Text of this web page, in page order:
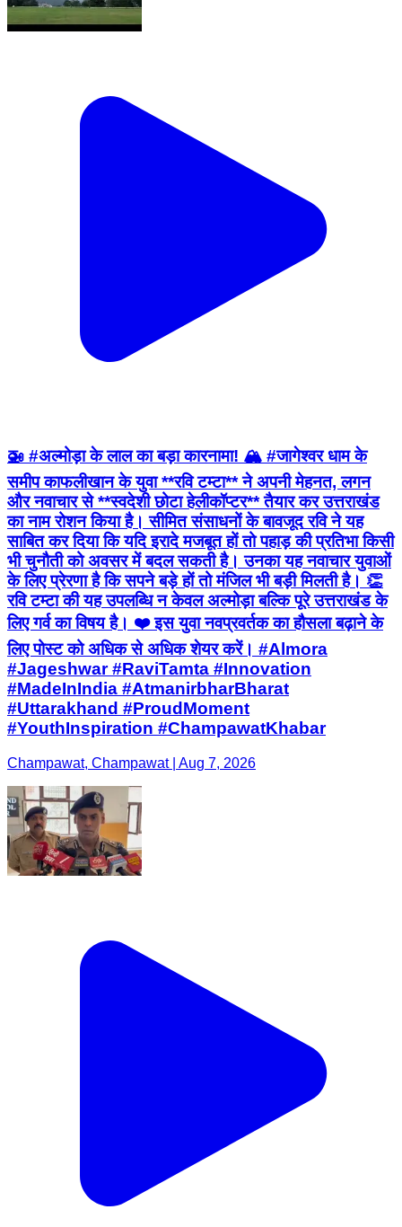
🚁 #अल्मोड़ा के लाल का बड़ा कारनामा! 🏔️ #जागेश्वर धाम के
समीप काफलीखान के युवा **रवि टम्टा** ने अपनी मेहनत, लगन
और नवाचार से **स्वदेशी छोटा हेलीकॉप्टर** तैयार कर उत्तराखंड
का नाम रोशन किया है। सीमित संसाधनों के बावजूद रवि ने यह
साबित कर दिया कि यदि इरादे मजबूत हों तो पहाड़ की प्रतिभा किसी
भी चुनौती को अवसर में बदल सकती है। उनका यह नवाचार युवाओं
के लिए प्रेरणा है कि सपने बड़े हों तो मंजिल भी बड़ी मिलती है। 👏
रवि टम्टा की यह उपलब्धि न केवल अल्मोड़ा बल्कि पूरे उत्तराखंड के
लिए गर्व का विषय है। ❤️ इस युवा नवप्रवर्तक का हौसला बढ़ाने के
लिए पोस्ट को अधिक से अधिक शेयर करें। #Almora
#Jageshwar #RaviTamta #Innovation
#MadeInIndia #AtmanirbharBharat
#Uttarakhand #ProudMoment
#YouthInspiration #ChampawatKhabar
Champawat, Champawat | Aug 7, 2026